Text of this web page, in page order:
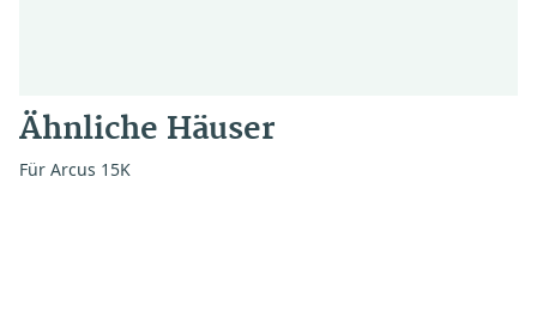
Ähnliche Häuser
Für Arcus 15K